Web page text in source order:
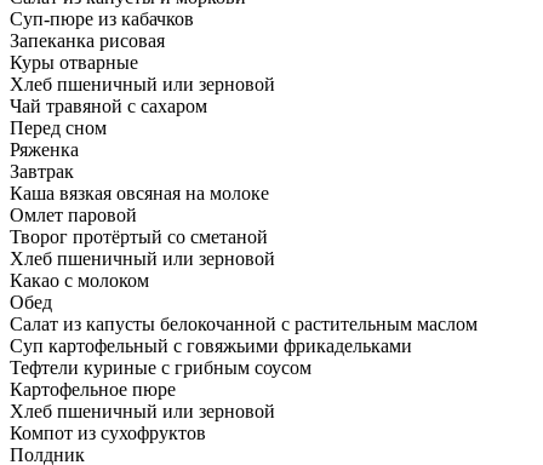
Суп-пюре из кабачков
Запеканка рисовая
Куры отварные
Хлеб пшеничный или зерновой
Чай травяной с сахаром
Перед сном
Ряженка
Завтрак
Каша вязкая овсяная на молоке
Омлет паровой
Творог протёртый со сметаной
Хлеб пшеничный или зерновой
Какао с молоком
Обед
Салат из капусты белокочанной с растительным маслом
Суп картофельный с говяжьими фрикадельками
Тефтели куриные с грибным соусом
Картофельное пюре
Хлеб пшеничный или зерновой
Компот из сухофруктов
Полдник